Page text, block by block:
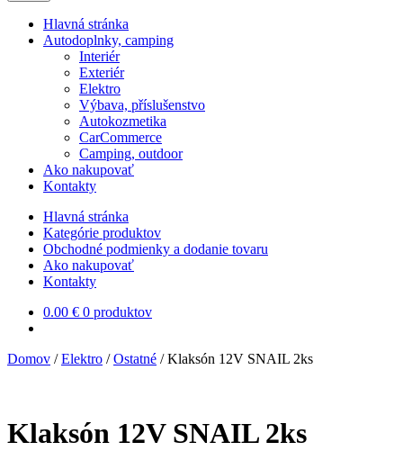
Hlavná stránka
Autodoplnky, camping
Interiér
Exteriér
Elektro
Výbava, příslušenstvo
Autokozmetika
CarCommerce
Camping, outdoor
Ako nakupovať
Kontakty
Hlavná stránka
Kategórie produktov
Obchodné podmienky a dodanie tovaru
Ako nakupovať
Kontakty
0.00 € 0 produktov
Domov /Elektro /Ostatné /Klaksón 12V SNAIL 2ks
Klaksón 12V SNAIL 2ks